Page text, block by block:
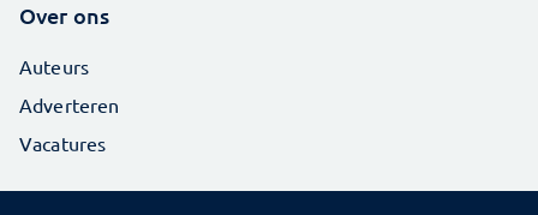
Over ons
Auteurs
Adverteren
Vacatures